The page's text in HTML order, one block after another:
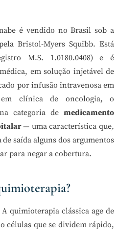
é vendido no Brasil sob a
Bristol-Myers Squibb. Está
M.S. 1.0180.0408) e é
em solução injetável de
por infusão intravenosa em
clínica de oncologia, o
categoria de medicamento
— uma característica que,
saída alguns dos argumentos
para negar a cobertura.
quimioterapia clássica age de
células que se dividem rápido,